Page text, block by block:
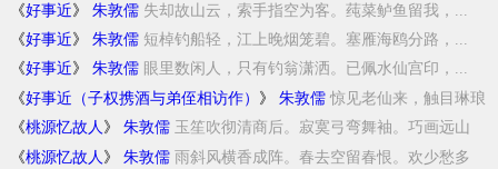
《好事近》 朱敦儒 失却故山云，索手指空为客。莼菜鲈鱼留我，...
《好事近》 朱敦儒 短棹钓船轻，江上晚烟笼碧。塞雁海鸥分路，...
《好事近》 朱敦儒 眼里数闲人，只有钓翁潇洒。已佩水仙宫印，...
《好事近（子权携酒与弟侄相访作） 》 朱敦儒 惊见老仙来，触目琳琅
奇绝。打酒道人林下，...
《桃源忆故人 》 朱敦儒 玉笙吹彻清商后。寂寞弓弯舞袖。巧画远山
不...
《桃源忆故人 》 朱敦儒 雨斜风横香成阵。春去空留春恨。欢少愁多